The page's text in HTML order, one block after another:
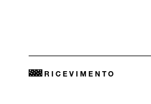
RICEVIMENTO